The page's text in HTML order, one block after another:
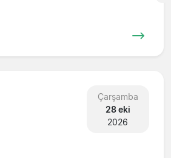
Çarşamba
28 eki
2026